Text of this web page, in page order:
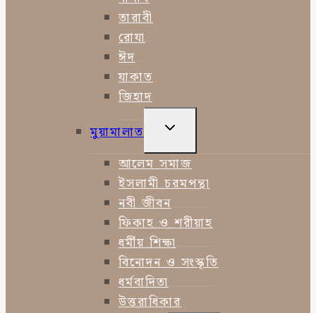
তারাবী
রোযা
ঈদ
যাকাত
জিহাদ
মুয়ামালাত
TOGGLE
MENU
আলেম সমাজ
ইসলামী চরমপন্থা
নবী জীবন
ফিকাহ ও শরীয়াহ
ধর্মীয় শিক্ষা
বিনোদন ও সংস্কৃতি
ধর্মবাদিতা
উত্তরাধিকার